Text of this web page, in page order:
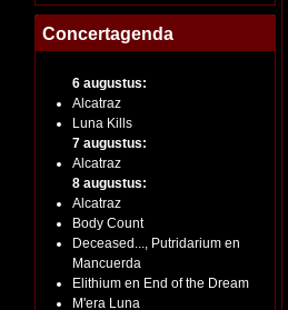
Concertagenda
6 augustus:
Alcatraz
Luna Kills
7 augustus:
Alcatraz
8 augustus:
Alcatraz
Body Count
Deceased..., Putridarium en
Mancuerda
Elithium en End of the Dream
M'era Luna